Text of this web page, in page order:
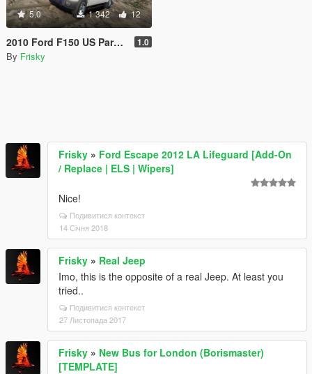
5.0 1 342 12
2010 Ford F150 US Park Ranger Skin 1.0
By Frisky
Frisky » Ford Escape 2012 LA Lifeguard [Add-On
/ Replace | ELS | Wipers]
Nice!
Подивитися контекст
14 Січня 2018
Frisky » Real Jeep
Imo, this is the opposite of a real Jeep. At least you
tried..
Подивитися контекст
27 Листопада 2017
Frisky » New Bus for London (Borismaster)
[TEMPLATE]